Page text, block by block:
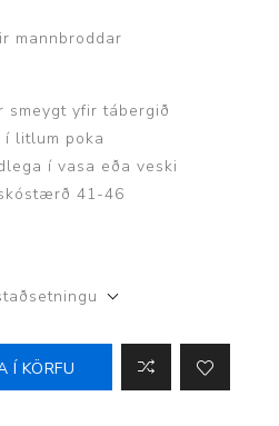
mannbroddar
smeygt yfir tábergið
í litlum poka
í vasa eða veski
41-46
Í KÖRFU